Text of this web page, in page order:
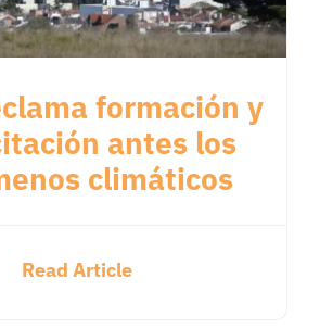
formación y
antes los
climáticos
Read Article